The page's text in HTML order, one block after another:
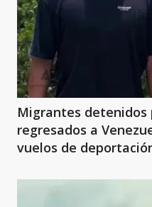
Migrantes detenidos
regresados a
vuelos de